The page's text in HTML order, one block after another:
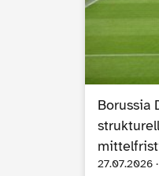
Borussia
27.07.2026